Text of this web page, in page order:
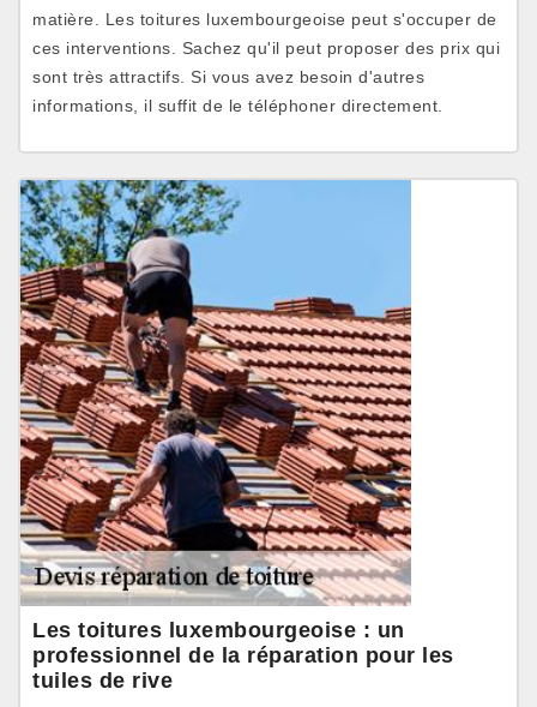
matière. Les toitures luxembourgeoise peut s'occuper de
ces interventions. Sachez qu'il peut proposer des prix qui
sont très attractifs. Si vous avez besoin d'autres
informations, il suffit de le téléphoner directement.
Les toitures luxembourgeoise : un
professionnel de la réparation pour les
tuiles de rive